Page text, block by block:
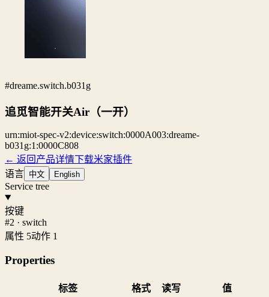
#dreame.switch.b031g
追觅智能开关Air（一开）
urn:miot-spec-v2:device:switch:0000A003:dreame-
b031g:1:0000C808
← 返回产品详情下载米家插件
语言 中文 English
Service tree
按键
#2 · switch
属性 5动作 1
Properties
标签 格式 读写
值